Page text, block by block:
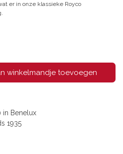
er in onze klassieke Royco
winkelmandje toevoegen
in Benelux
1935